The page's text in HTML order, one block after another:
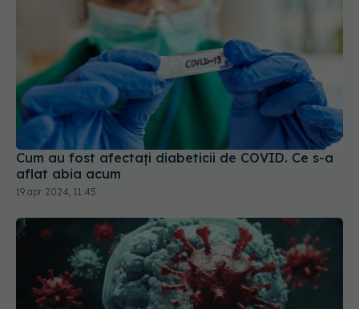
Cum au fost afectați diabeticii de COVID. Ce s-a
aflat abia acum
19 apr 2024, 11:45